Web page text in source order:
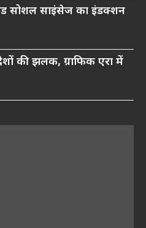
सोशल साइंसेज का इंडक्शन
की झलक, ग्राफिक एरा में